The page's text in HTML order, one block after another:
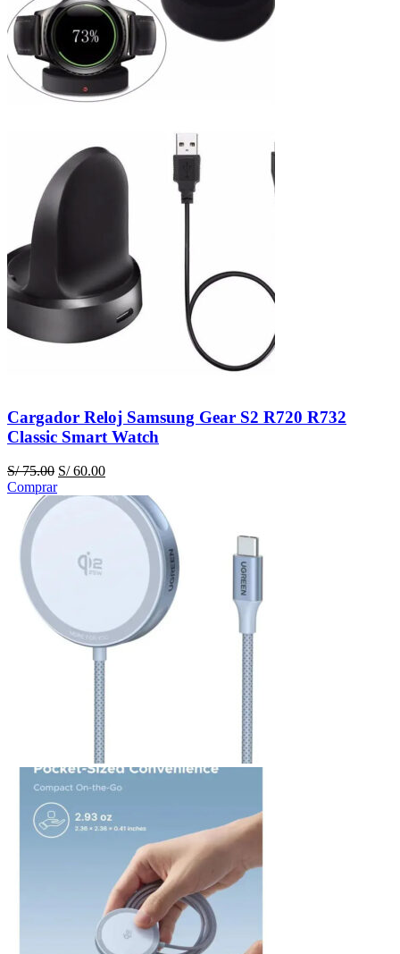
Cargador Reloj Samsung Gear S2 R720 R732
Classic Smart Watch
S/75.00 El
precio
original
S/60.00El
actual
S/ 60.00.
Comprar